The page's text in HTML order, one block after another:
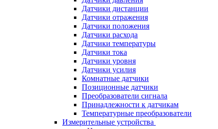
Датчики дистанции
Датчики отражения
Датчики положения
Датчики расхода
Датчики температуры
Датчики тока
Датчики уровня
Датчики усилия
Комнатные датчики
Позиционные датчики
Преобразователи сигнала
Принадлежности к датчикам
Температурные преобразователи
Измерительные устройства